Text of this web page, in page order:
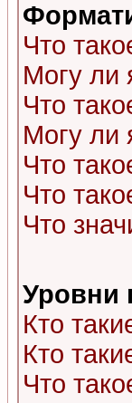
Что
Могу ли
Что
Могу ли
Что
Что
Что
Уровни
Кто
Кто
Что